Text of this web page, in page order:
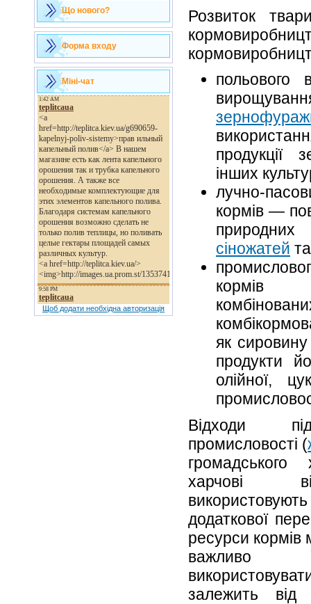
Що нового?
Форма входу
Міні-чат
Щоб додати необхідна авторизація
Розвиток
польового
продукції
інших
лучно-
кормів —
сіножатей
кормів
як
продукти
олійної,
Відходи
промисловості (
харчові
додаткової
ресурси кормів
важливо
залежить